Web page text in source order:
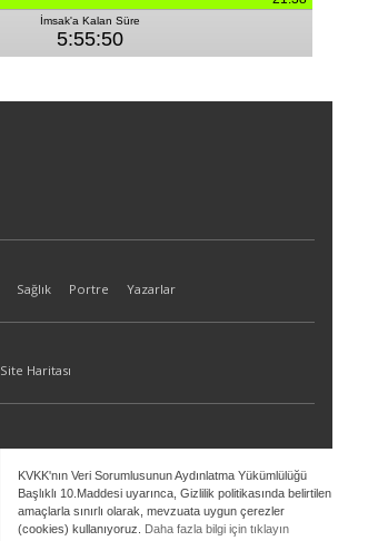
KVKK'nın Veri Sorumlusunun Aydınlatma Yükümlülüğü
Başlıklı 10.Maddesi uyarınca, Gizlilik politikasında belirtilen
amaçlarla sınırlı olarak, mevzuata uygun çerezler
(cookies) kullanıyoruz. Daha fazla bilgi için tıklayın
Sağlık Portre Yazarlar
Site Haritası